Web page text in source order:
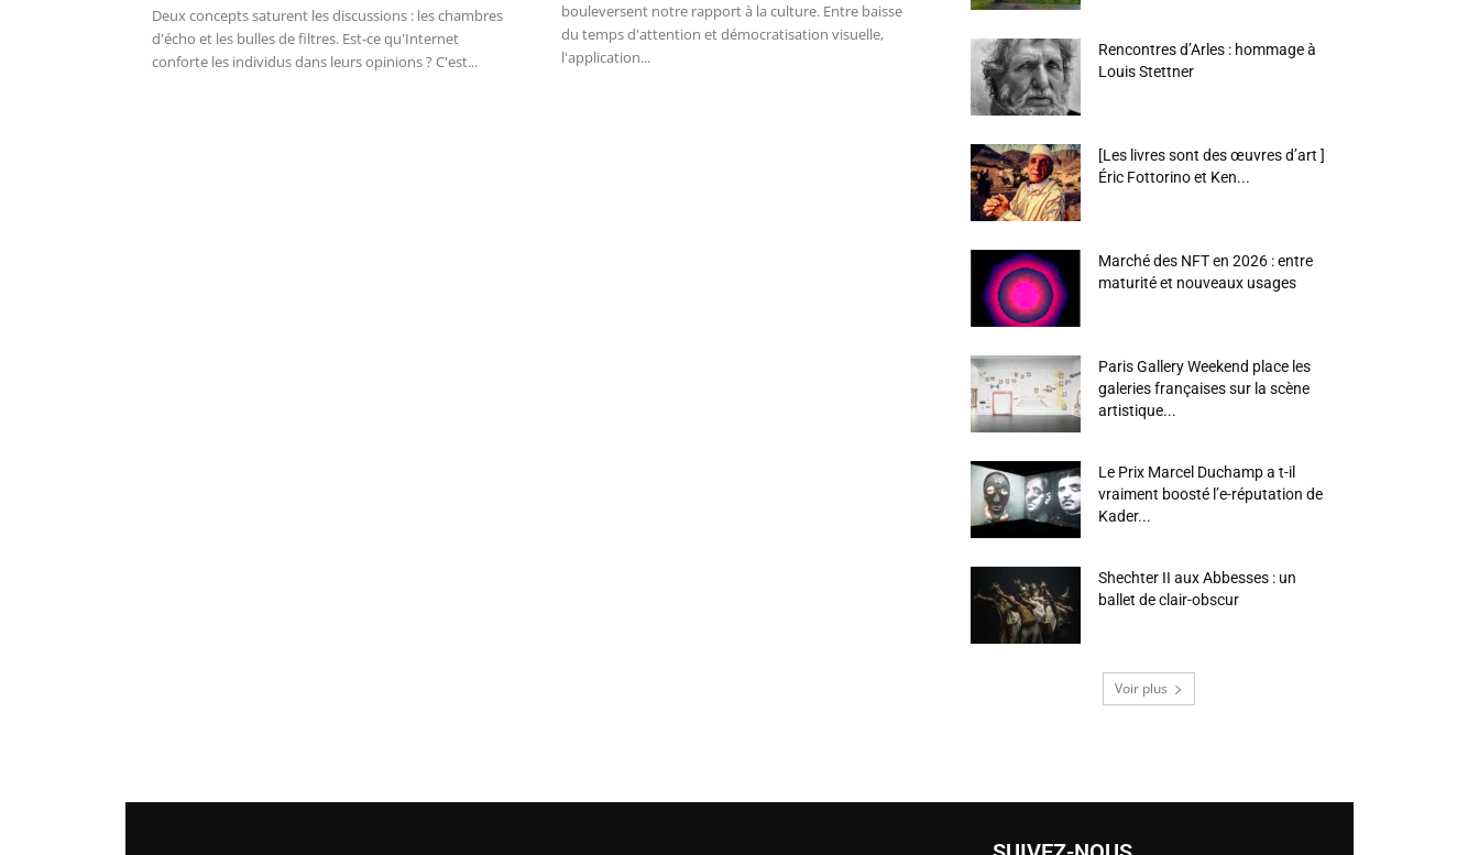
Deux concepts saturent les discussions : les chambres
d'écho et les bulles de filtres. Est-ce qu'Internet
conforte les individus dans leurs opinions ? C'est...
bouleversent notre rapport à la culture. Entre baisse
du temps d'attention et démocratisation visuelle,
l'application...
Rencontres d’Arles : hommage à
Louis Stettner
[Les livres sont des œuvres d’art ]
Éric Fottorino et Ken...
Marché des NFT en 2026 : entre
maturité et nouveaux usages
Paris Gallery Weekend place les
galeries françaises sur la scène
artistique...
Le Prix Marcel Duchamp a t-il
vraiment boosté l’e-réputation de
Kader...
Shechter II aux Abbesses : un
ballet de clair-obscur
Voir plus